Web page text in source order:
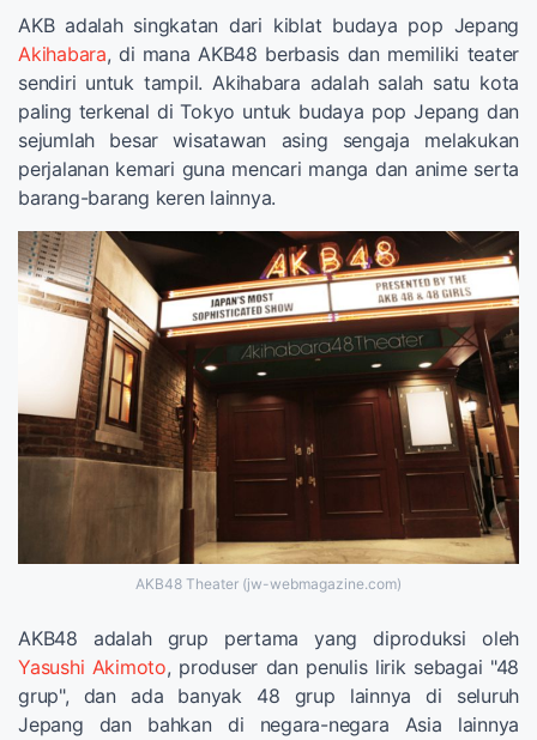
AKB adalah singkatan dari kiblat budaya pop Jepang
Akihabara, di mana AKB48 berbasis dan memiliki teater
sendiri untuk tampil. Akihabara adalah salah satu kota
paling terkenal di Tokyo untuk budaya pop Jepang dan
sejumlah besar wisatawan asing sengaja melakukan
perjalanan kemari guna mencari manga dan anime serta
barang-barang keren lainnya.
AKB48 Theater (jw-webmagazine.com)
AKB48 adalah grup pertama yang diproduksi oleh
Yasushi Akimoto, produser dan penulis lirik sebagai "48
grup", dan ada banyak 48 grup lainnya di seluruh
Jepang dan bahkan di negara-negara Asia lainnya